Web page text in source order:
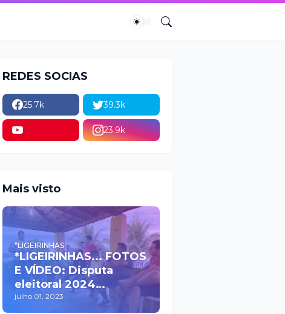
REDES SOCIAS
25.7k 39.3k
23.9k
Mais visto
*LIGEIRINHAS
*LIGEIRINHAS... FOTOS
E VÍDEO: Disputa
eleitoral 2024
movimenta políticos
julho 01, 2023